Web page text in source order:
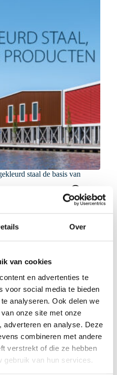
Over
van cookies
en advertenties te
voor social media te bieden
analyseren. Ook delen we
onze site met onze
adverteren en analyse. Deze
combineren met andere
verstrekt of die ze hebben
gebruik van hun services.
staal de basis van